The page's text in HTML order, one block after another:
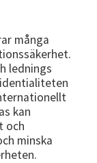
många
lednings
kan
och
minska